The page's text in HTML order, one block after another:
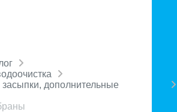
дополнительные